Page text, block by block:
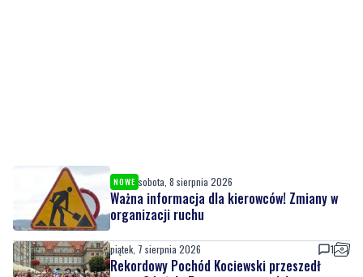
NOWE sobota, 8 sierpnia 2026
Ważna informacja dla kierowców! Zmiany w
organizacji ruchu
piątek, 7 sierpnia 2026 1
Rekordowy Pochód Kociewski przeszedł